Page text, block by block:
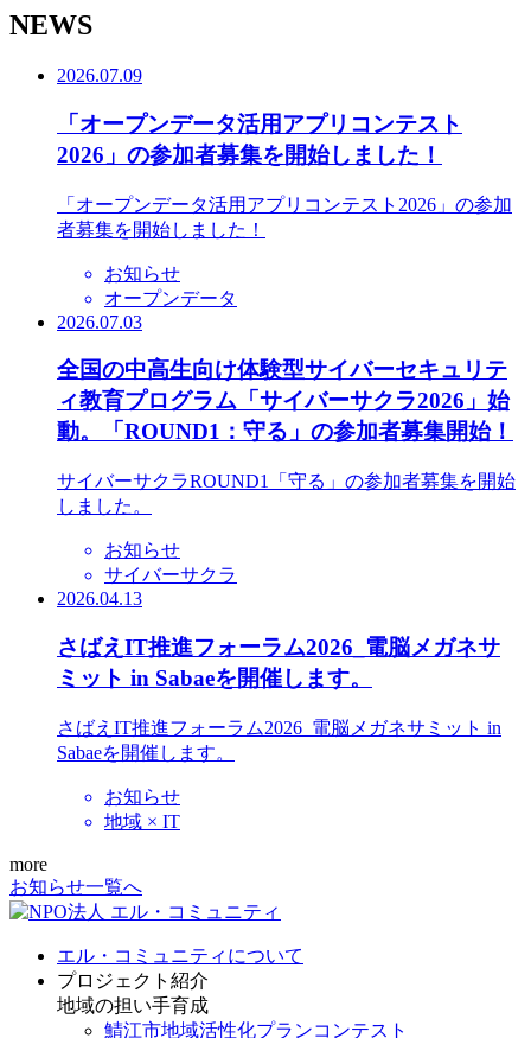
NEWS
2026.07.09
「オープンデータ活用アプリコンテスト
2026」の参加者募集を開始しました！
「オープンデータ活用アプリコンテスト2026」の参加
者募集を開始しました！
お知らせ
オープンデータ
2026.07.03
全国の中高生向け体験型サイバーセキュリテ
ィ教育プログラム「サイバーサクラ2026」始
動。「ROUND1：守る」の参加者募集開始！
サイバーサクラROUND1「守る」の参加者募集を開始
しました。
お知らせ
サイバーサクラ
2026.04.13
さばえIT推進フォーラム2026_電脳メガネサ
ミット in Sabaeを開催します。
さばえIT推進フォーラム2026_電脳メガネサミット in
Sabaeを開催します。
お知らせ
地域 × IT
more
お知らせ一覧へ
エル・コミュニティについて
プロジェクト紹介
地域の担い手育成
鯖江市地域活性化プランコンテスト